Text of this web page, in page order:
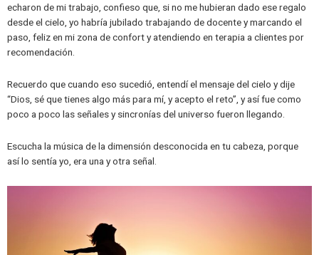
echaron de mi trabajo, confieso que, si no me hubieran dado ese regalo
desde el cielo, yo habría jubilado trabajando de docente y marcando el
paso, feliz en mi zona de confort y atendiendo en terapia a clientes por
recomendación.
Recuerdo que cuando eso sucedió, entendí el mensaje del cielo y dije
“Dios, sé que tienes algo más para mí, y acepto el reto”, y así fue como
poco a poco las señales y sincronías del universo fueron llegando.
Escucha la música de la dimensión desconocida en tu cabeza, porque
así lo sentía yo, era una y otra señal.